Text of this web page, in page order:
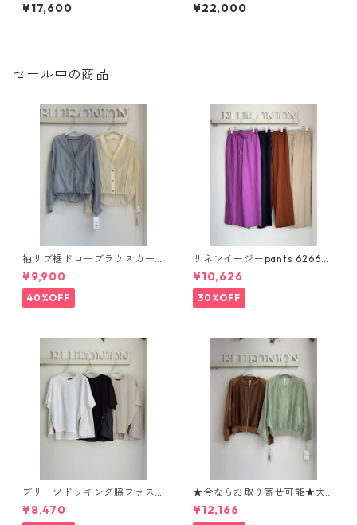
¥17,600
対応） MK3903 hawaii black
¥22,000
セール中の商品
袖リブ裾ドローブラウスカー
ディガン 616947 passione 0
01-2601
¥9,900
40%OFF
リネンイージーpants 62660
4 passione
¥10,626
30%OFF
プリーツドッキング脇ファス
ナーpullover 613983 uncarn
et 2604-017
¥8,470
★今ならお取り寄せ可能★大
人気★ニット切替シアーブル
ゾン 80268339 Dignité colli
¥12,166